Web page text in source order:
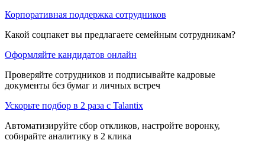
Корпоративная поддержка сотрудников
Какой соцпакет вы предлагаете семейным сотрудникам?
Оформляйте кандидатов онлайн
Проверяйте сотрудников и подписывайте кадровые
документы без бумаг и личных встреч
Ускорьте подбор в 2 раза с Talantix
Автоматизируйте сбор откликов, настройте воронку,
собирайте аналитику в 2 клика